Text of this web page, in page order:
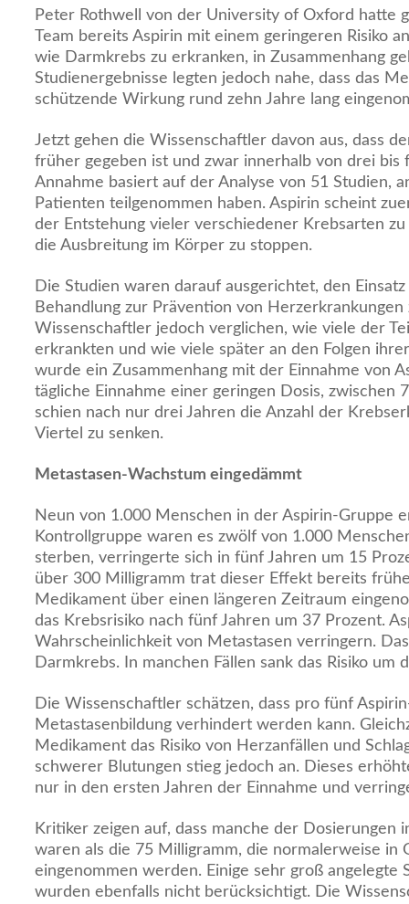
Peter Rothwell von der University of Oxford hatte
Team bereits Aspirin mit einem geringeren Risiko
wie Darmkrebs zu erkranken, in Zusammenhang
Studienergebnisse legten jedoch nahe, dass das
schützende Wirkung rund zehn Jahre lang
Jetzt gehen die Wissenschaftler davon aus, dass
früher gegeben ist und zwar innerhalb von drei bis
Annahme basiert auf der Analyse von 51 Studien,
Patienten teilgenommen haben. Aspirin scheint
der Entstehung vieler verschiedener Krebsarten
die Ausbreitung im Körper zu stoppen.
Die Studien waren darauf ausgerichtet, den
Behandlung zur Prävention von Herzerkrankungen
Wissenschaftler jedoch verglichen, wie viele der
erkrankten und wie viele später an den Folgen
wurde ein Zusammenhang mit der Einnahme von
tägliche Einnahme einer geringen Dosis, zwischen
schien nach nur drei Jahren die Anzahl der
Viertel zu senken.
Metastasen-Wachstum eingedämmt
Neun von 1.000 Menschen in der Aspirin-Gruppe
Kontrollgruppe waren es zwölf von 1.000
sterben, verringerte sich in fünf Jahren um 15
über 300 Milligramm trat dieser Effekt bereits
Medikament über einen längeren Zeitraum
das Krebsrisiko nach fünf Jahren um 37 Prozent.
Wahrscheinlichkeit von Metastasen verringern.
Darmkrebs. In manchen Fällen sank das Risiko um
Die Wissenschaftler schätzen, dass pro fünf
Metastasenbildung verhindert werden kann.
Medikament das Risiko von Herzanfällen und
schwerer Blutungen stieg jedoch an. Dieses
nur in den ersten Jahren der Einnahme und
Kritiker zeigen auf, dass manche der Dosierungen
waren als die 75 Milligramm, die normalerweise in
eingenommen werden. Einige sehr groß angelegte
wurden ebenfalls nicht berücksichtigt. Die